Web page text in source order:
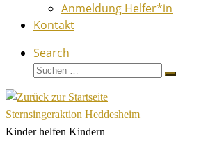
Anmeldung Helfer*in
Kontakt
Search
Suche
Suchen …
Sternsingeraktion Heddesheim
Kinder helfen Kindern